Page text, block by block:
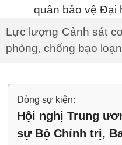
Lực lượng Cảnh sát
phòng, chống bạo
Dòng sự kiện:
Hội nghị Trung
sự Bộ Chính trị,